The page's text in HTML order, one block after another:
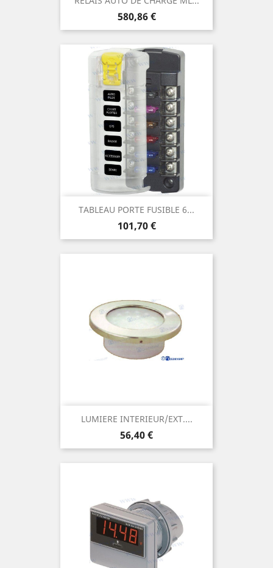
Prix
580,86 €
TABLEAU PORTE FUSIBLE 6...
Prix
101,70 €
LUMIERE INTERIEUR/EXT....
Prix
56,40 €